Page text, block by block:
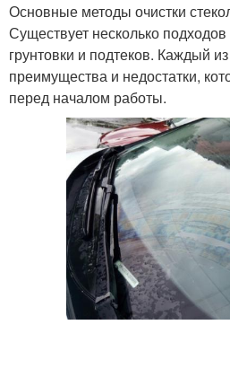
Основные методы очистки
Существует несколько подходов
грунтовки и подтеков. Каждый
преимущества и недостатки,
перед началом работы.